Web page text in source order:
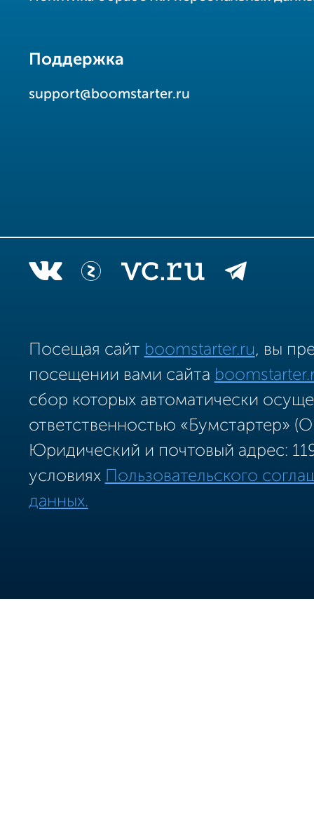
Поддержка
support@boomstarter.ru
Посещая сайт boomstarter.ru, вы
посещении вами сайта
сбор которых автоматически
ответственностью «Бумстартер»
Юридический и почтовый адрес:
условиях Пользовательского
данных.